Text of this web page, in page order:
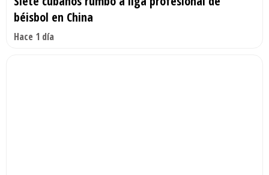
béisbol en China
Hace 1 día